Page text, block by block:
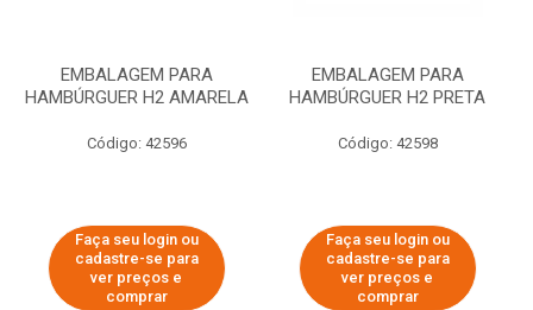
EMBALAGEM PARA
HAMBÚRGUER H2 AMARELA
Código: 42596
Faça seu login ou
cadastre-se para
ver preços e
comprar
EMBALAGEM PARA
HAMBÚRGUER H2 PRETA
Código: 42598
Faça seu login ou
cadastre-se para
ver preços e
comprar